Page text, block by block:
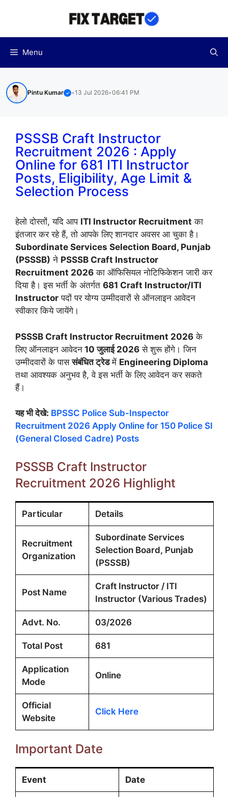
Menu
Pintu Kumar ✓ •13 Jul 2026•06:41 PM
PSSSB Craft Instructor
Recruitment 2026 : Apply
Online for 681 ITI Instructor
Posts, Eligibility, Age Limit &
Selection Process
हेलो दोस्तों, यदि आप ITI Instructor Recruitment का
इंतजार कर रहे हैं, तो आपके लिए शानदार अवसर आ चुका है।
Subordinate Services Selection Board, Punjab
(PSSSB) ने PSSSB Craft Instructor
Recruitment 2026 का ऑफिसियल नोटिफिकेशन जारी कर
दिया है। इस भर्ती के अंतर्गत 681 Craft Instructor/ITI
Instructor पदों पर योग्य उम्मीदवारों से ऑनलाइन आवेदन
स्वीकार किये जायेंगे।
PSSSB Craft Instructor Recruitment 2026 के
लिए ऑनलाइन आवेदन 10 जुलाई 2026 से शुरू होंगे। जिन
उम्मीदवारों के पाससंबंधित ट्रेडमें Engineering Diploma
तथा आवश्यक अनुभव है, वे इस भर्ती के लिए आवेदन कर सकते
हैं।
यह भी देखे: BPSSC Police Sub-Inspector
Recruitment 2026 Apply Online for 150 Police SI
(General Closed Cadre) Posts
PSSSB Craft Instructor
Recruitment 2026 Highlight
Particular Details
Recruitment
Organization
Subordinate Services
Selection Board, Punjab
(PSSSB)
Post Name
Craft Instructor / ITI
Instructor (Various Trades)
Advt. No. 03/2026
Total Post 681
Application
Mode
Online
Official
Website
Click Here
Important Date
Event Date